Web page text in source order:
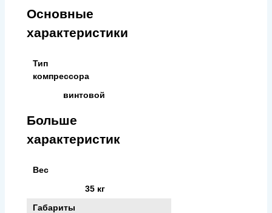
+TRANSM.
230V
Основные
характеристики
Тип
компрессора
винтовой
Больше
характеристик
Вес
35 кг
Габариты